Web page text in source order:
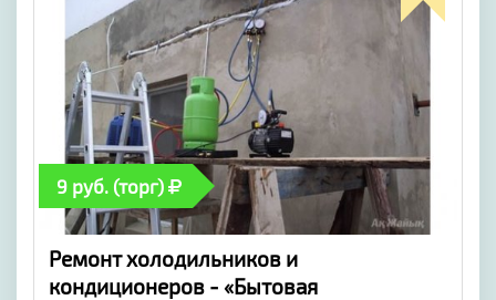
9 руб. (торг)
Ремонт холодильников и
кондиционеров - «Бытовая